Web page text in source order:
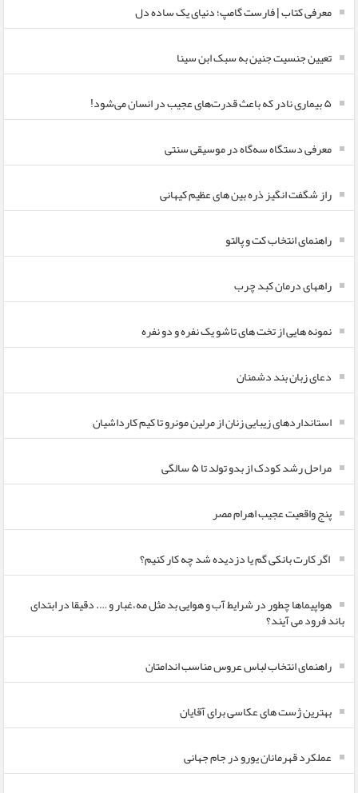
معرفی کتاب | فارست گامپ؛ دنیای یک ساده دل
تعیین جنسیت جنین به سبک ابن سینا
۵ بیماری نادر که باعث قدرت‌های عجیب در انسان می‌شود!
معرفی دستگاه سه‌گاه در موسیقی سنتی
راز شگفت انگیز ذره بین های عظیم کیهانی
راهنمای انتخاب کت و پالتو
راههای درمان کبد چرب
نمونه هایی از تخت های تاشو یک نفره و دو نفره
دعای زبان بند دشمنان
استانداردهای زیبایی زنان از مرلین مونرو تا کیم کارداشیان
مراحل رشد کودک از بدو تولد تا ۵ سالگی
پنج واقعیت عجیب اهرام مصر
اگر کارت بانکی گم یا دزدیده شد چه کار کنیم؟
هواپیماها چطور در شرایط آب و هوایی بد مثل مه،غبار و …. دقیقا در ابتدای
باند فرود می آیند؟
راهنمای انتخاب لباس عروس مناسب اندامتان
بهترین ژست های عکاسی برای آقایان
عملکرد قهرمانان یورو در جام جهانی